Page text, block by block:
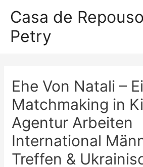
Casa de Repouso
Petry
Ehe Von Natali –
Matchmaking in
Agentur Arbeiten
International
Treffen &